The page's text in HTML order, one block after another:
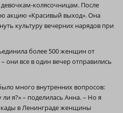
колясочницам. После
акцию «Красивый выход». Она
культуру вечерних нарядов при
более 500 женщин от
они все в один вечер отправились
много внутренних вопросов:
я?» – поделилась Анна. – Но я
в Ленинграде женщины